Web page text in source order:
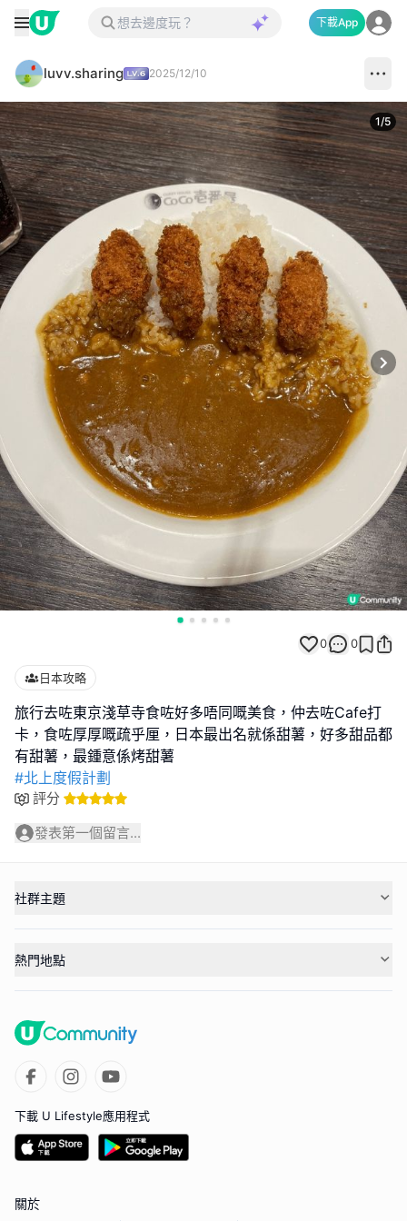
下載App
luvv.sharing 2025/12/10
1/5
0 0
日本攻略
旅行去咗東京淺草寺食咗好多唔同嘅美食，仲去咗Cafe打
卡，食咗厚厚嘅疏乎厘，日本最出名就係甜薯，好多甜品都
#北上度假計劃
評分
發表第一個留言...
社群主題
熱門地點
下載 U Lifestyle應用程式
關於